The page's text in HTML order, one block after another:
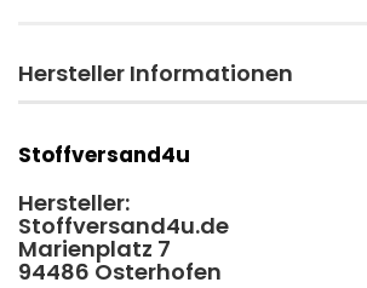
Hersteller Informationen
Stoffversand4u
Hersteller:
Stoffversand4u.de
Marienplatz 7
94486 Osterhofen